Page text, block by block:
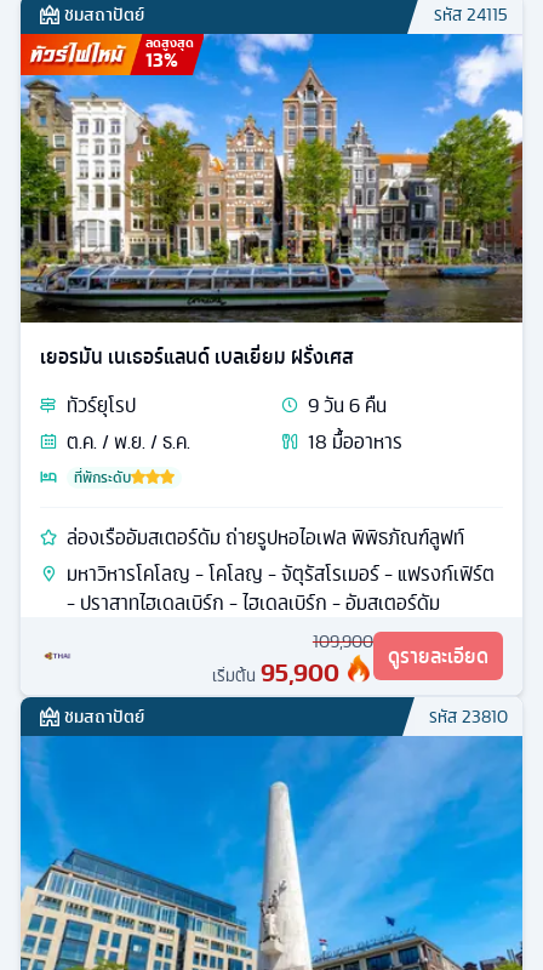
ชมสถาปัตย์ รหัส24115
ลดสูงสุด
13%
เยอรมัน เนเธอร์แลนด์ เบลเยี่ยม ฝรั่งเศส
ทัวร์ยุโรป 9วัน6คืน
ต.ค. / พ.ย. / ธ.ค.
18 มื้ออาหาร
ที่พักระดับ
ล่องเรืออัมสเตอร์ดัม ถ่ายรูปหอไอเฟล พิพิธภัณฑ์ลูฟท์
มหาวิหารโคโลญ - โคโลญ - จัตุรัสโรเมอร์ - แฟรงก์เฟิร์ต
- ปราสาทไฮเดลเบิร์ก - ไฮเดลเบิร์ก - อัมสเตอร์ดัม
109,900
เริ่มต้น 95,900 ดูรายละเอียด
ชมสถาปัตย์ รหัส23810